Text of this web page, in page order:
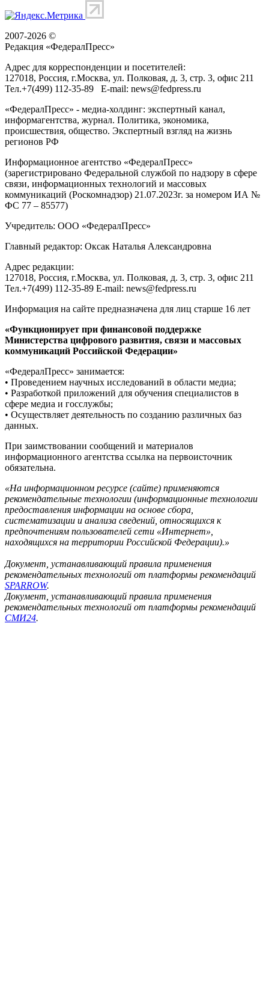
2007-2026 ©
Редакция «ФедералПресс»
Адрес для корреспонденции и посетителей:
127018, Россия, г.Москва, ул. Полковая, д. 3, стр. 3, офис 211
Тел.+7(499) 112-35-89 E-mail: news@fedpress.ru
«ФедералПресс» - медиа-холдинг: экспертный канал,
информагентства, журнал. Политика, экономика,
происшествия, общество. Экспертный взгляд на жизнь
регионов РФ
Информационное агентство «ФедералПресс»
(зарегистрировано Федеральной службой по надзору в сфере
связи, информационных технологий и массовых
коммуникаций (Роскомнадзор) 21.07.2023г. за номером ИА №
ФС 77 – 85577)
Учредитель: ООО «ФедералПресс»
Главный редактор: Оксак Наталья Александровна
Адрес редакции:
127018, Россия, г.Москва, ул. Полковая, д. 3, стр. 3, офис 211
Тел.+7(499) 112-35-89 E-mail: news@fedpress.ru
Информация на сайте предназначена для лиц старше 16 лет
«Функционирует при финансовой поддержке
Министерства цифрового развития, связи и массовых
коммуникаций Российской Федерации»
«ФедералПресс» занимается:
• Проведением научных исследований в области медиа;
• Разработкой приложений для обучения специалистов в
сфере медиа и госслужбы;
• Осуществляет деятельность по созданию различных баз
данных.
При заимствовании сообщений и материалов
информационного агентства ссылка на первоисточник
обязательна.
«На информационном ресурсе (сайте) применяются
рекомендательные технологии (информационные технологии
предоставления информации на основе сбора,
систематизации и анализа сведений, относящихся к
предпочтениям пользователей сети «Интернет»,
находящихся на территории Российской Федерации).»
Документ, устанавливающий правила применения
рекомендательных технологий от платформы рекомендаций
SPARROW.
Документ, устанавливающий правила применения
рекомендательных технологий от платформы рекомендаций
СМИ24.